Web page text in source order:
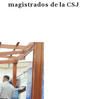
magistrados de la CSJ